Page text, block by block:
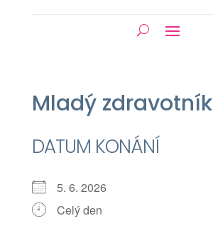
Mladý zdravotník
DATUM KONÁNÍ
5. 6. 2026
Celý den